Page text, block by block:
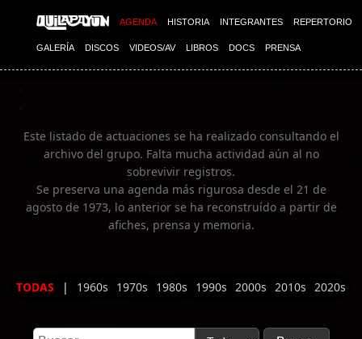
AGENDA HISTORIA INTEGRANTES REPERTORIO
GALERÍA DISCOS VIDEOS/AV LIBROS DOCS PRENSA
Imagen 02
Este listado de actuaciones se ha realizado consultando el
archivo del grupo. Falta mucha actividad aún al no
sobrevivir registros.
Se preserva una agenda más rigurosa desde el 21 de
agosto de 1973, lo anterior se ha reconstruído a partir de
afiches, prensa y memoria.
TODAS | 1960s 1970s 1980s 1990s 2000s 2010s 2020s